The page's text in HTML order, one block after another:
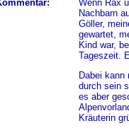
Wenn Rax
Nachbarn
Göller,
gewartet,
Kind war,
Tageszeit.
Dabei
durch sein
es aber
Kräuterin